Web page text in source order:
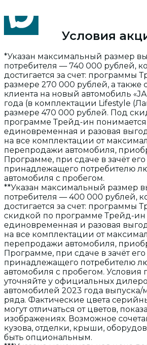
Условия
*Указан максимальный размер
потребителя — 740 000 рублей,
достигается за счет: программы
размере 270 000 рублей, а также
клиента на новый автомобиль
года (в комплектации Lifestyle
размере 470 000 рублей. Под
программе Трейд-ин понимается
единовременная и разовая
на все комплектации от
перепродажи автомобиля,
Программе, при сдаче в зачёт
принадлежащего потребителю
автомобиля с пробегом.
**Указан максимальный размер
потребителя — 400 000 рублей,
достигается за счет: программы
скидкой по программе Трейд-ин
единовременная и разовая
на все комплектации от
перепродажи автомобиля,
Программе, при сдаче в зачёт
принадлежащего потребителю
автомобиля с пробегом. Условия
уточняйте у официальных
автомобилей 2023 года выпуска/
ряда. Фактические цвета
могут отличаться от цветов,
изображениях. Возможное
кузова, отделки, крыши,
быть опциональным.